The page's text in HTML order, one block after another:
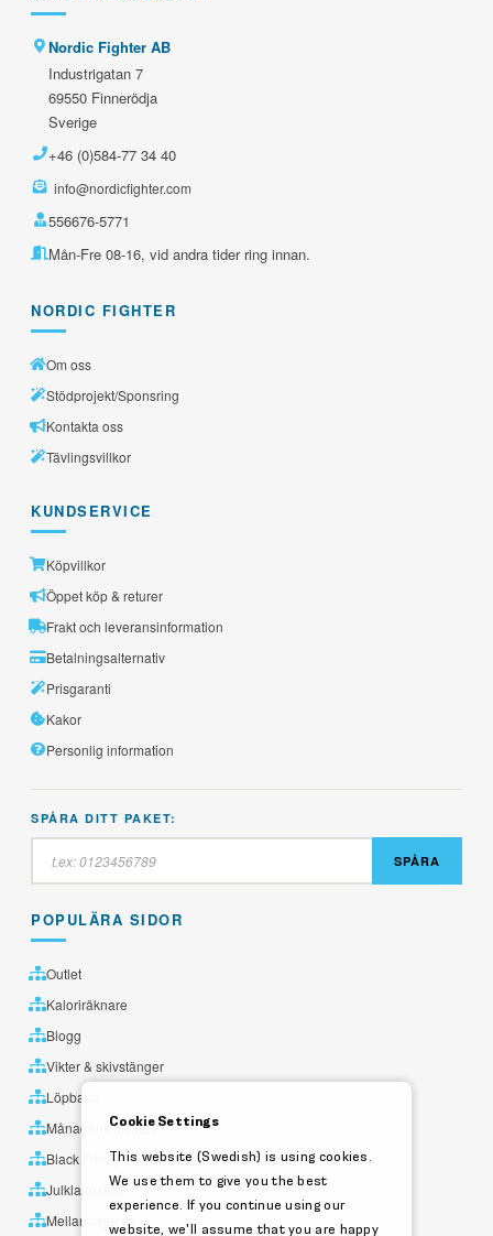
Nordic Fighter AB
Industrigatan 7
69550 Finnerödja
Sverige
+46 (0)584-77 34 40
info@nordicfighter.com
556676-5771
Mån-Fre 08-16, vid andra tider ring innan.
NORDIC FIGHTER
Om oss
Stödprojekt/Sponsring
Kontakta oss
Tävlingsvillkor
KUNDSERVICE
Köpvillkor
Öppet köp & returer
Frakt och leveransinformation
Betalningsalternativ
Prisgaranti
Kakor
Personlig information
SPÅRA DITT PAKET:
SPÅRA
POPULÄRA SIDOR
Outlet
Kaloriräknare
Blogg
Vikter & skivstänger
Löpband
Månadens utvalda
Black Friday
Julklappstips
Mellandagsrea
Cookie Settings
This website (Swedish) is using cookies.
We use them to give you the best
experience. If you continue using our
website, we'll assume that you are happy